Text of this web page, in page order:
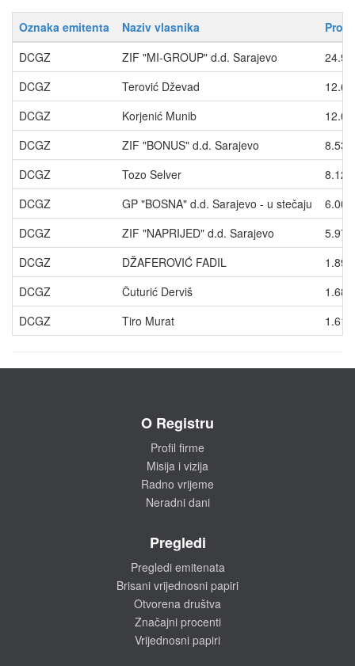
Oznaka emitenta Naziv vlasnika
DCGZ
ZIF "MI-GROUP" d.d. Sarajevo
DCGZ
Terović Dževad
DCGZ
Korjenić Munib
DCGZ
ZIF "BONUS" d.d. Sarajevo
DCGZ
Tozo Selver
DCGZ
GP "BOSNA" d.d. Sarajevo - u stečaju
DCGZ
ZIF "NAPRIJED" d.d. Sarajevo
DCGZ
DŽAFEROVIĆ FADIL
DCGZ
Čuturić Derviš
DCGZ
Tiro Murat
O Registru
Profil firme
Misija i vizija
Radno vrijeme
Neradni dani
Pregledi
Pregledi emitenata
Brisani vrijednosni papiri
Otvorena društva
Značajni procenti
Vrijednosni papiri